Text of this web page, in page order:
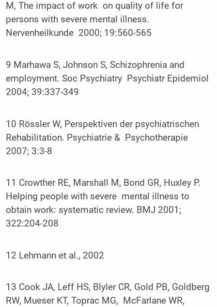
M, The impact of work on quality of life for
persons with severe mental illness.
Nervenheilkunde 2000; 19:560-565
9 Marhawa S, Johnson S, Schizophrenia and
employment. Soc Psychiatry Psychiatr Epidemiol
2004; 39:337-349
10 Rössler W, Perspektiven der psychiatrischen
Rehabilitation. Psychiatrie & Psychotherapie
2007; 3:3-8
11 Crowther RE, Marshall M, Bond GR, Huxley P.
Helping people with severe mental illness to
obtain work: systematic review. BMJ 2001;
322:204-208
12 Lehmann et al., 2002
13 Cook JA, Leff HS, Blyler CR, Gold PB, Goldberg
RW, Mueser KT, Toprac MG, McFarlane WR,